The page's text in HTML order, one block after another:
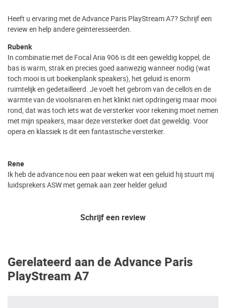
Heeft u ervaring met de Advance Paris PlayStream A7? Schrijf een
review en help andere geïnteresseerden.
Rubenk
In combinatie met de Focal Aria 906 is dit een geweldig koppel, de
bas is warm, strak en precies goed aanwezig wanneer nodig (wat
toch mooi is uit boekenplank speakers), het geluid is enorm
ruimtelijk en gedetailleerd. Je voelt het gebrom van de cello's en de
warmte van de vioolsnaren en het klinkt niet opdringerig maar mooi
rond, dat was toch iets wat de versterker voor rekening moet nemen
met mijn speakers, maar deze versterker doet dat geweldig. Voor
opera en klassiek is dit een fantastische versterker.
Rene
Ik heb de advance nou een paar weken wat een geluid hij stuurt mij
luidsprekers ASW met gemak aan zeer helder geluid
Schrijf een review
Gerelateerd aan de Advance Paris
PlayStream A7